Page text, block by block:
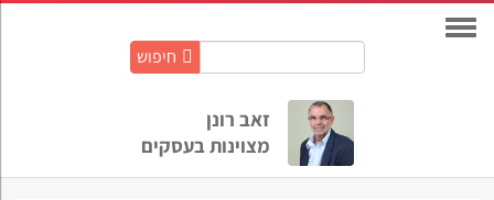
חיפוש
זאב רונן
מצוינות בעסקים